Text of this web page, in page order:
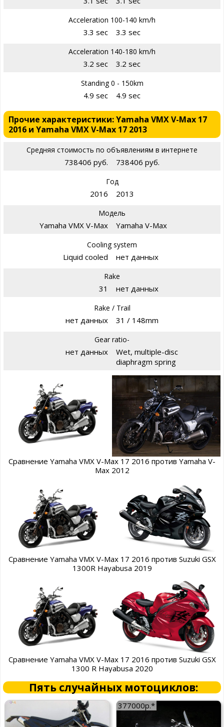
Acceleration 100-140 km/h
3.3 sec 3.3 sec
Acceleration 140-180 km/h
3.2 sec 3.2 sec
Standing 0 - 150km
4.9 sec 4.9 sec
Прочие характеристики: Yamaha VMX V-Max 17
2016 и Yamaha VMX V-Max 17 2013
Средняя стоимость по объявлениям в интернете
738406 руб. 738406 руб.
Год
2016 2013
Модель
Yamaha VMX V-Max Yamaha V-Max
Cooling system
Liquid cooled нет данных
Rake
31 нет данных
Rake / Trail
нет данных 31 / 148mm
Gear ratio-
нет данных
Wet, multiple-disc
diaphragm spring
Сравнение Yamaha VMX V-Max 17 2016 против Yamaha V-
Max 2012
Сравнение Yamaha VMX V-Max 17 2016 против Suzuki GSX
1300R Hayabusa 2019
Сравнение Yamaha VMX V-Max 17 2016 против Suzuki GSX
1300 R Hayabusa 2020
Пять случайных мотоциклов:
377000р.*